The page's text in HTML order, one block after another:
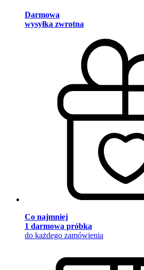
Darmowa
wysyłka zwrotna
Co najmniej
1 darmowa próbka
do każdego zamówienia